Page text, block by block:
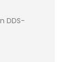
DDS-